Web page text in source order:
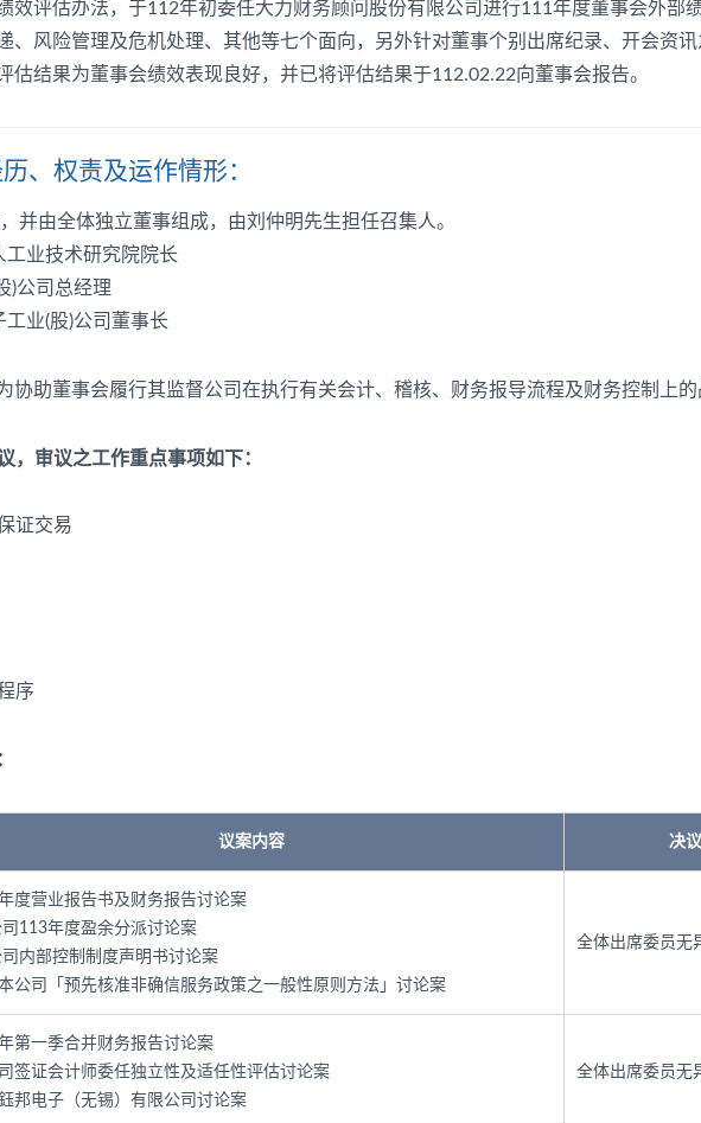
效评估办法，于112年初委任大力财务顾问股份有限公司进行111年度董事会外部
、风险管理及危机处理、其他等七个面向，另外针对董事个别出席纪录、开会资
估结果为董事会绩效表现良好，并已将评估结果于112.02.22向董事会报告。
、权责及运作情形：
并由全体独立董事组成，由刘仲明先生担任召集人。
业技术研究院院长
)公司总经理
业(股)公司董事长
协助董事会履行其监督公司在执行有关会计、稽核、财务报导流程及财务控制上的
，审议之工作重点事项如下：
证交易
序
议案内容 决
度营业报告书及财务报告讨论案
113年度盈余分派讨论案
内部控制制度声明书讨论案
公司「预先核准非确信服务政策之一般性原则方法」讨论案
全体出席委员无
第一季合并财务报告讨论案
签证会计师委任独立性及适任性评估讨论案
邦电子（无锡）有限公司讨论案
全体出席委员无